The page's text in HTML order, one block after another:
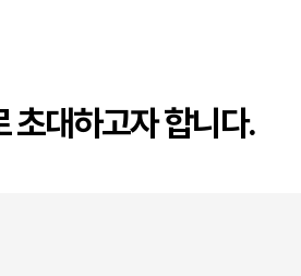
초대하고자 합니다.